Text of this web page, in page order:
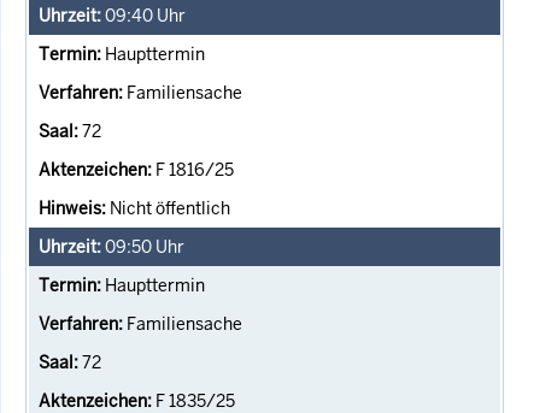
09:40 Uhr
Haupttermin
Familiensache
72
F 1816/25
Nicht öffentlich
09:50 Uhr
Haupttermin
Familiensache
72
F 1835/25